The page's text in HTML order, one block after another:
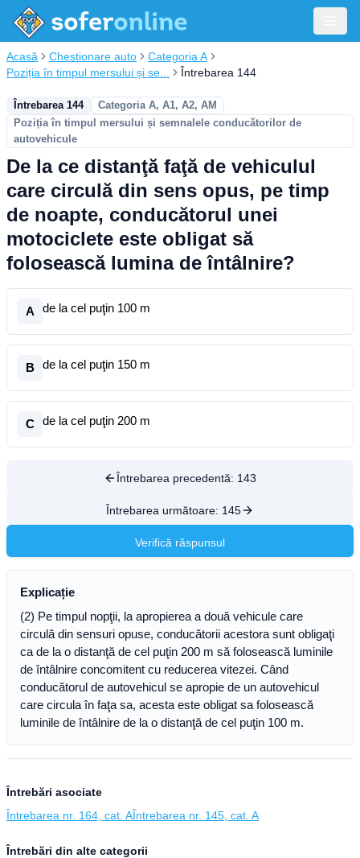
Acasă Chestionare auto
Categoria A
Poziția în timpul mersului și se...
Întrebarea 144
Întrebarea 144
Categoria A, A1, A2, AM
Poziția în timpul mersului și semnalele conducătorilor de
autovehicule
De la ce distanţă faţă de vehiculul
care circulă din sens opus, pe timp
de noapte, conducătorul unei
motociclete este obligat să
folosească lumina de întâlnire?
A de la cel puţin 100 m
B de la cel puţin 150 m
C de la cel puţin 200 m
Întrebarea precedentă: 143
Întrebarea următoare: 145
Verifică răspunsul
Explicație
(2) Pe timpul nopţii, la apropierea a două vehicule care
circulă din sensuri opuse, conducătorii acestora sunt obligaţi
ca de la o distanţă de cel puţin 200 m să folosească luminile
de întâlnire concomitent cu reducerea vitezei. Când
conducătorul de autovehicul se apropie de un autovehicul
care circula în faţa sa, acesta este obligat sa folosească
luminile de întâlnire de la o distanţă de cel puţin 100 m.
Întrebări asociate
Întrebarea nr. 164, cat. AÎntrebarea nr. 145, cat. A
Întrebări din alte categorii